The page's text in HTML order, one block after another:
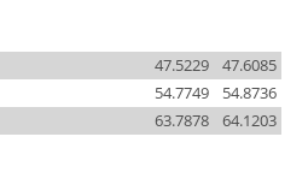
47.6085
47.5229
54.8736
54.7749
64.1203
63.7878